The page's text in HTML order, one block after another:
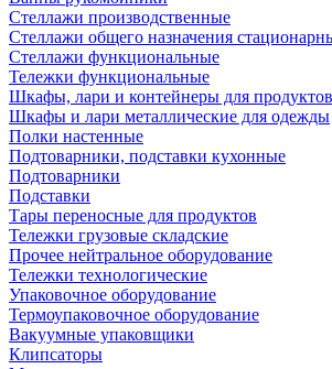
Стеллажи производственные
Стеллажи общего назначения
Стеллажи функциональные
Тележки функциональные
Шкафы, лари и контейнеры для продуктов
Шкафы и лари металлические для одежды
Полки настенные
Подтоварники, подставки кухонные
Подтоварники
Подставки
Тары переносные для продуктов
Тележки грузовые складские
Прочее нейтральное оборудование
Тележки технологические
Упаковочное оборудование
Термоупаковочное оборудование
Вакуумные упаковщики
Клипсаторы